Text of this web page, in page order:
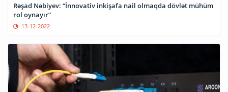
Rəşad Nəbiyev: “İnnovativ inkişafa nail olmaqda dövlət mühüm
rol oynayır”
13-12-2022